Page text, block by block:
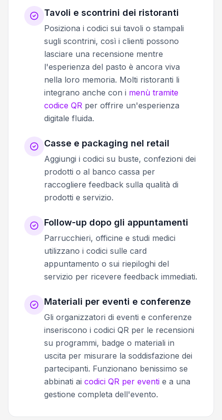
Tavoli e scontrini dei ristoranti
Posiziona i codici sui tavoli o stampali
sugli scontrini, così i clienti possono
lasciare una recensione mentre
l'esperienza del pasto è ancora viva
nella loro memoria. Molti ristoranti li
integrano anche con i menù tramite
codice QR per offrire un'esperienza
digitale fluida.
Casse e packaging nel retail
Aggiungi i codici su buste, confezioni dei
prodotti o al banco cassa per
raccogliere feedback sulla qualità di
prodotti e servizio.
Follow-up dopo gli appuntamenti
Parrucchieri, officine e studi medici
utilizzano i codici sulle card
appuntamento o sui riepiloghi del
servizio per ricevere feedback immediati.
Materiali per eventi e conferenze
Gli organizzatori di eventi e conferenze
inseriscono i codici QR per le recensioni
su programmi, badge o materiali in
uscita per misurare la soddisfazione dei
partecipanti. Funzionano benissimo se
abbinati ai codici QR per eventi e a una
gestione completa dell'evento.